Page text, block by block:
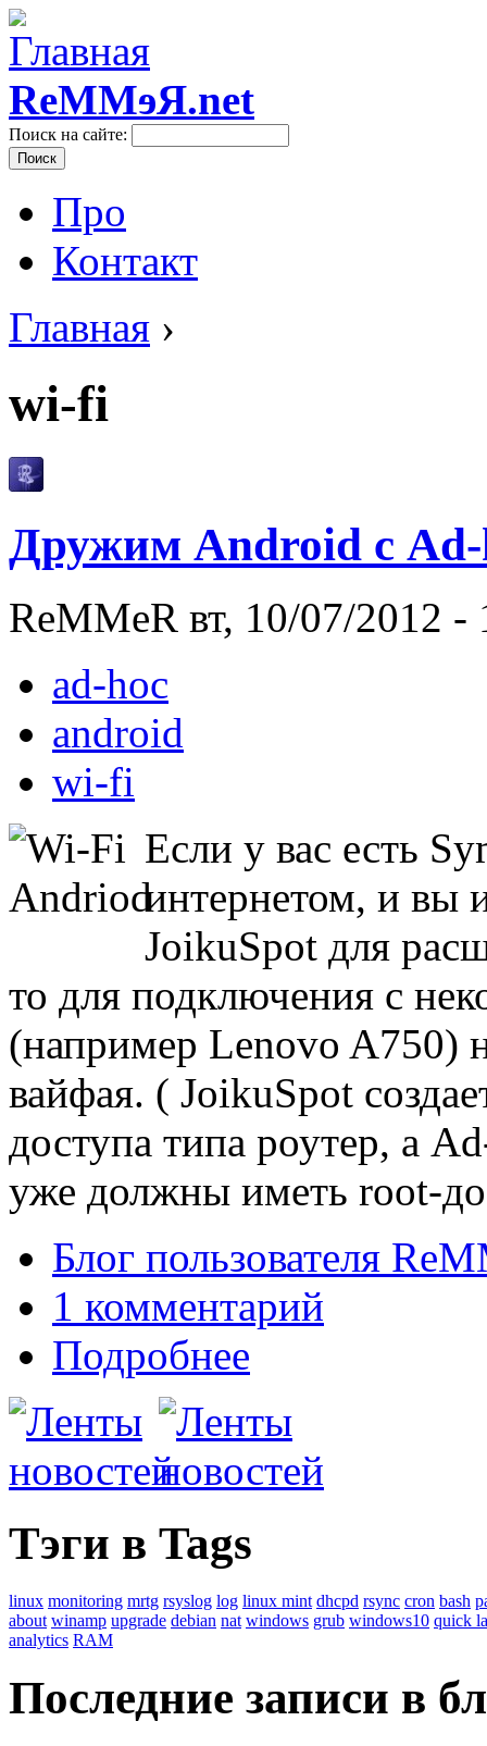
ReMMɘЯ.net
Поиск на сайте:
Про
Контакт
Главная ›
wi-fi
Дружим Android с
ReMMeR вт, 10/07/2012 -
ad-hoc
android
wi-fi
Если у вас есть
интернетом, и вы
JoikuSpot для
то для подключения с
(например Lenovo A750)
вайфая. ( JoikuSpot
доступа типа роутер, а
уже должны иметь root-
Блог пользователя
1 комментарий
Подробнее
Тэги в Tags
linux monitoring mrtg rsyslog log linux mint dhcpd rsync cron bash
about winamp upgrade debian nat windows grub windows10 quick
analytics RAM
Последние записи в